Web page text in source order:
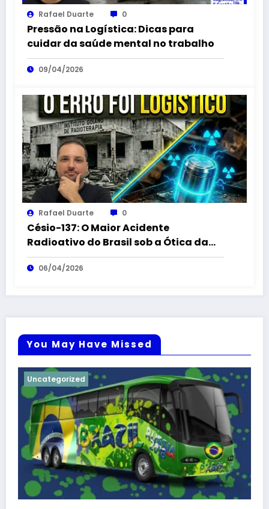
Rafael Duarte 0
Pressão na Logística: Dicas para
cuidar da saúde mental no trabalho
09/04/2026
Rafael Duarte 0
Césio-137: O Maior Acidente
Radioativo do Brasil sob a Ótica da
Logística Reversa
06/04/2026
You May Have Missed
Uncategorized